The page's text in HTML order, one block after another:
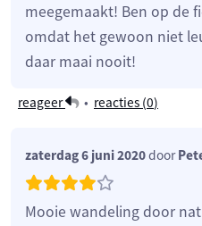
meegemaakt! Ben op de
omdat het gewoon niet
daar maai nooit!
reageer • reacties (0)
zaterdag 6 juni 2020door
Mooie wandeling door